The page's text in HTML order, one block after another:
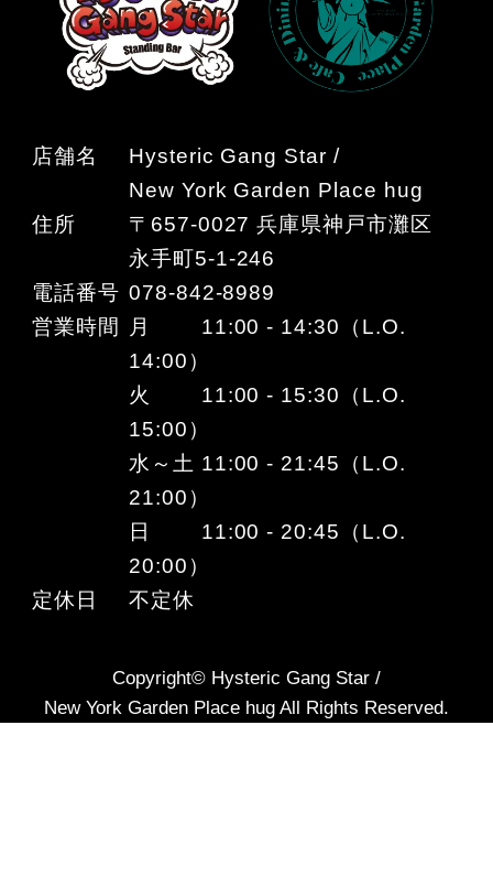
店舗名
Hysteric Gang Star /
New York Garden Place hug
住所
〒657-0027 兵庫県神戸市灘区
永手町5-1-246
電話番号 078-842-8989
営業時間
月 11:00 - 14:30（L.O.
14:00）
火 11:00 - 15:30（L.O.
15:00）
水～土 11:00 - 21:45（L.O.
21:00）
日 11:00 - 20:45（L.O.
20:00）
定休日
不定休
Copyright© Hysteric Gang Star /
New York Garden Place hug All Rights Reserved.